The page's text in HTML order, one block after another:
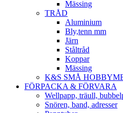
Mässing
TRÅD
Aluminium
Bly,tenn mm
Järn
Ståltråd
Koppar
Mässing
K&S SMÅ
FÖRPACKA & FÖRVARA
Wellpapp, träull,
Snören, band, adresser